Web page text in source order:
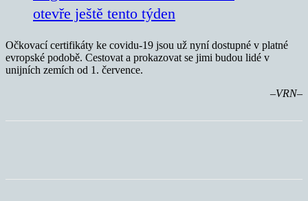
otevře ještě tento týden
Očkovací certifikáty ke covidu-19 jsou už nyní dostupné v platné
evropské podobě. Cestovat a prokazovat se jimi budou lidé v
unijních zemích od 1. července.
–VRN–